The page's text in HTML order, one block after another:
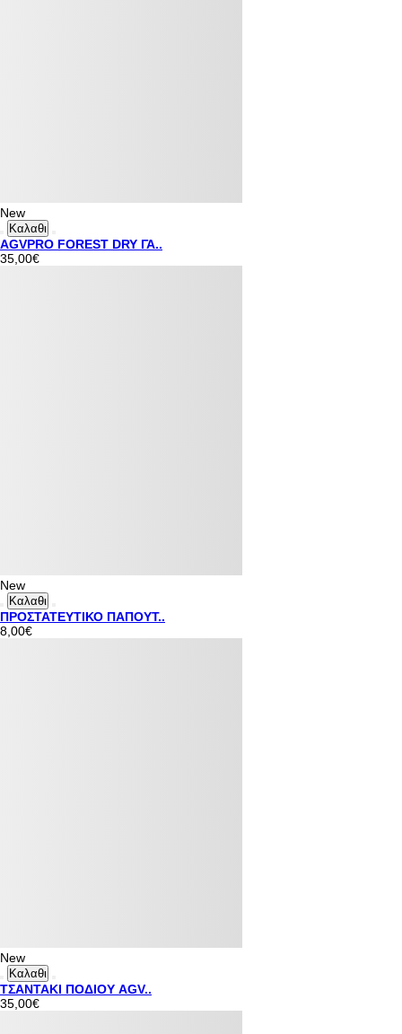
New
Καλαθι
AGVPRO FOREST DRY ΓΑ..
35,00€
New
Καλαθι
ΠΡΟΣΤΑΤΕΥΤΙΚΟ ΠΑΠΟΥΤ..
8,00€
New
Καλαθι
ΤΣΑΝΤΑΚΙ ΠΟΔΙΟΥ AGV..
35,00€